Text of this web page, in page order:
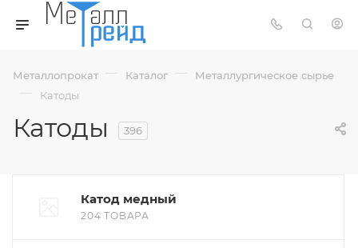
Металлопрокат — Каталог — Металлургическое сырье
— Катоды
Катоды 396
Катод медный
204 ТОВАРА